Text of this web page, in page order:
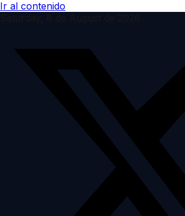
Ir al contenido